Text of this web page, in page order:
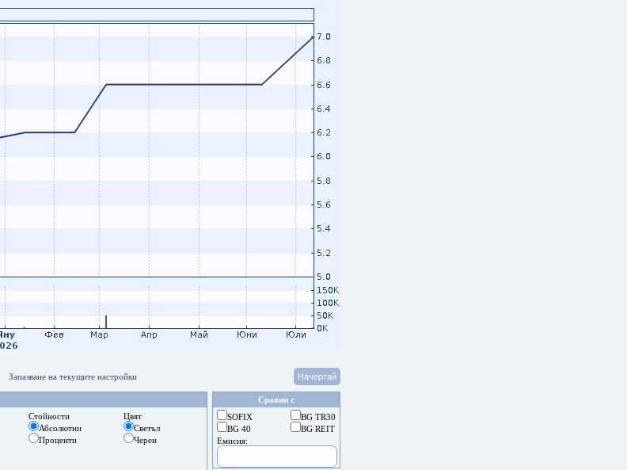
Запазване на текущите настройки
Сравни с
BG TR30
BG REIT
SOFIX
BG 40
Емисия:
Стойности
Абсолютни
Проценти
Цвят
Светъл
Черен